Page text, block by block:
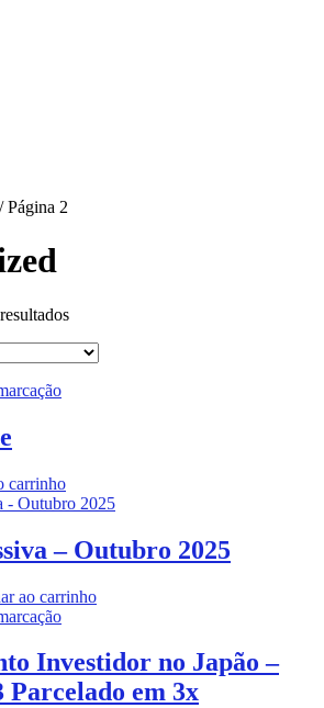
/ Página 2
carrinho
– Outubro 2025
ao carrinho
Investidor no Japão –
em 3x